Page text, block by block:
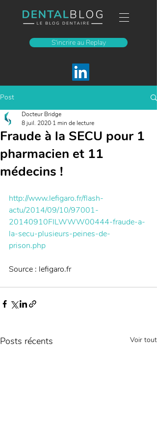
S'incrire au Replay
Post
Fraude à la SECU pour 1
pharmacien et 11
médecins !
Docteur Bridge
8 juil. 2020 1 min de lecture
http://www.lefigaro.fr/flash-
actu/2014/09/10/97001-
20140910FILWWW00444-fraude-a-
la-secu-plusieurs-peines-de-
prison.php
Source : lefigaro.fr
Posts récents Voir tout